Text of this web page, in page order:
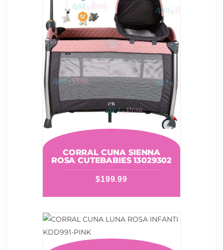
CORRAL CUNA SIENNA
ROSA CUTEBABIES 13029302
$199.99